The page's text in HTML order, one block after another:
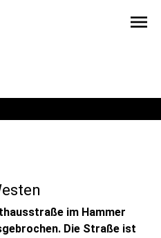
menu
im Hammer
Die Straße ist